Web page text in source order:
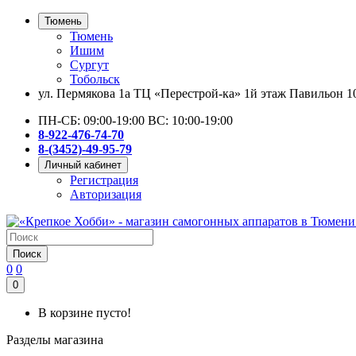
Тюмень
Тюмень
Ишим
Сургут
Тобольск
ул. Пермякова 1а ТЦ «Перестрой-ка» 1й этаж Павильон
ПН-СБ: 09:00-19:00 ВС: 10:00-19:00
8-922-476-74-70
8-(3452)-49-95-79
Личный кабинет
Регистрация
Авторизация
Поиск
0 0
0
В корзине пусто!
Разделы магазина